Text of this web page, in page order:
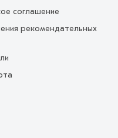
соглашение
рекомендательных